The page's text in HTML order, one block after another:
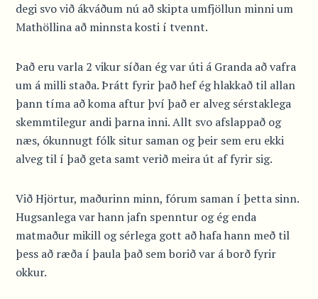
degi svo við ákváðum nú að skipta umfjöllun minni um
Mathöllina að minnsta kosti í tvennt.
Það eru varla 2 vikur síðan ég var úti á Granda að vafra
um á milli staða. Þrátt fyrir það hef ég hlakkað til allan
þann tíma að koma aftur því það er alveg sérstaklega
skemmtilegur andi þarna inni. Allt svo afslappað og
næs, ókunnugt fólk situr saman og þeir sem eru ekki
alveg til í það geta samt verið meira út af fyrir sig.
Við Hjörtur, maðurinn minn, fórum saman í þetta sinn.
Hugsanlega var hann jafn spenntur og ég enda
matmaður mikill og sérlega gott að hafa hann með til
þess að ræða í þaula það sem borið var á borð fyrir
okkur.